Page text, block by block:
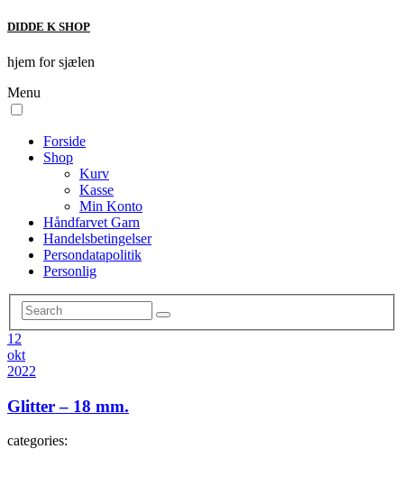
DIDDE K SHOP
hjem for sjælen
Menu
Forside
Shop
Kurv
Kasse
Min Konto
Håndfarvet Garn
Handelsbetingelser
Persondatapolitik
Personlig
12
okt
2022
Glitter – 18 mm.
categories: